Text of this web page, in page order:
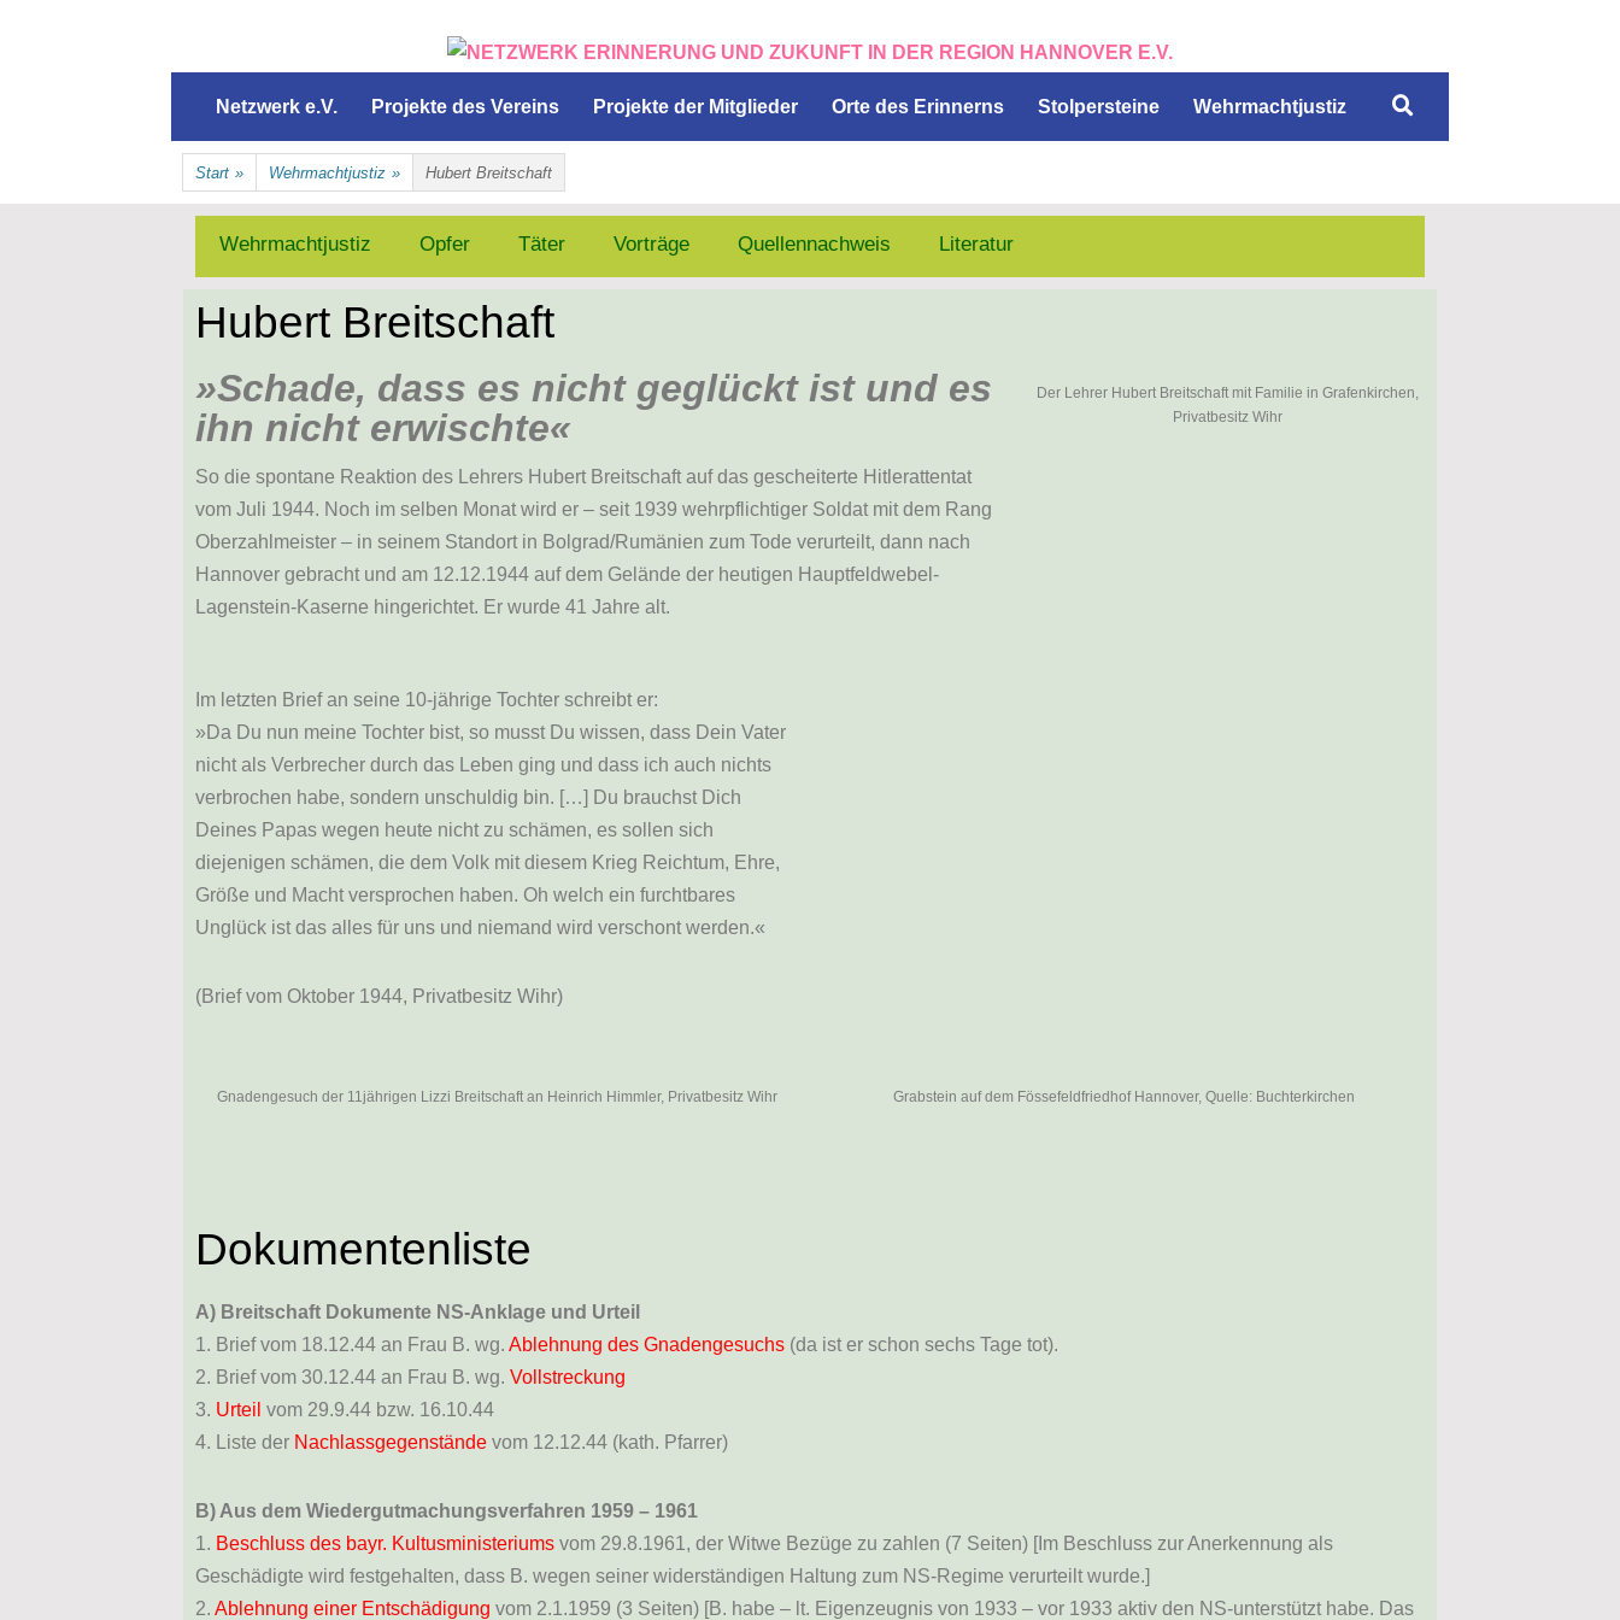
NETZWERK ERINNERUNG UND ZUKUNFT IN DER REGION HANNOVER E.V.
Netzwerk e.V. Projekte des Vereins Projekte der Mitglieder Orte des Erinnerns Stolpersteine Wehrmachtjustiz
Start » Wehrmachtjustiz » Hubert Breitschaft
Wehrmachtjustiz Opfer Täter Vorträge Quellennachweis Literatur
Hubert Breitschaft
»Schade, dass es nicht geglückt ist und es
ihn nicht erwischte«
So die spontane Reaktion des Lehrers Hubert Breitschaft auf das gescheiterte Hitlerattentat
vom Juli 1944. Noch im selben Monat wird er – seit 1939 wehrpflichtiger Soldat mit dem Rang
Oberzahlmeister – in seinem Standort in Bolgrad/Rumänien zum Tode verurteilt, dann nach
Hannover gebracht und am 12.12.1944 auf dem Gelände der heutigen Hauptfeldwebel-
Lagenstein-Kaserne hingerichtet. Er wurde 41 Jahre alt.
Der Lehrer Hubert Breitschaft mit Familie in Grafenkirchen,
Privatbesitz Wihr
Im letzten Brief an seine 10-jährige Tochter schreibt er:
»Da Du nun meine Tochter bist, so musst Du wissen, dass Dein Vater
nicht als Verbrecher durch das Leben ging und dass ich auch nichts
verbrochen habe, sondern unschuldig bin. […] Du brauchst Dich
Deines Papas wegen heute nicht zu schämen, es sollen sich
diejenigen schämen, die dem Volk mit diesem Krieg Reichtum, Ehre,
Größe und Macht versprochen haben. Oh welch ein furchtbares
Unglück ist das alles für uns und niemand wird verschont werden.«
(Brief vom Oktober 1944, Privatbesitz Wihr)
Gnadengesuch der 11jährigen Lizzi Breitschaft an Heinrich Himmler, Privatbesitz Wihr Grabstein auf dem Fössefeldfriedhof Hannover, Quelle: Buchterkirchen
Dokumentenliste
A) Breitschaft Dokumente NS-Anklage und Urteil
1. Brief vom 18.12.44 an Frau B. wg. Ablehnung des Gnadengesuchs (da ist er schon sechs Tage tot).
2. Brief vom 30.12.44 an Frau B. wg. Vollstreckung
3. Urteil vom 29.9.44 bzw. 16.10.44
4. Liste der Nachlassgegenstände vom 12.12.44 (kath. Pfarrer)
B) Aus dem Wiedergutmachungsverfahren 1959 – 1961
1. Beschluss des bayr. Kultusministeriums vom 29.8.1961, der Witwe Bezüge zu zahlen (7 Seiten) [Im Beschluss zur Anerkennung als
Geschädigte wird festgehalten, dass B. wegen seiner widerständigen Haltung zum NS-Regime verurteilt wurde.]
2. Ablehnung einer Entschädigung vom 2.1.1959 (3 Seiten) [B. habe – lt. Eigenzeugnis von 1933 – vor 1933 aktiv den NS-unterstützt habe. Das